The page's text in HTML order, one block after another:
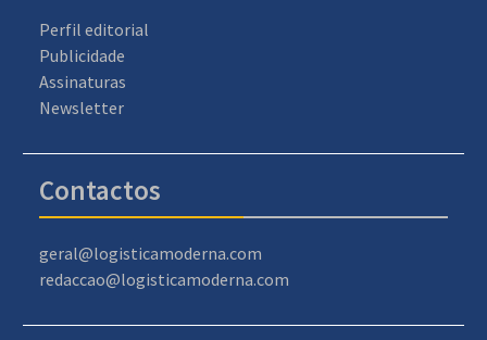
Perfil editorial
Publicidade
Assinaturas
Newsletter
Contactos
geral@logisticamoderna.com
redaccao@logisticamoderna.com